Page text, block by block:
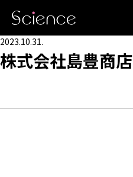
2023.10.31.
株式会社島豊商店